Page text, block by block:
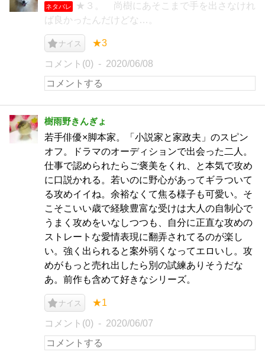
ネタバレ
★３。 尚樹にあそこまで手を出さなけれ
ば良かったんだけどな…。
ナイス ★3
コメント(0) 2020/06/08
樹雨野きんぎょ
若手俳優×脚本家。「小説家と家政夫」のスピン
オフ。ドラマのオーディションで出会った二人。
仕事で認められたらご褒美をくれ、と本気で攻め
に口説かれる。若いのに野心があってギラついて
る攻めイイね。余裕なくて焦る様子も可愛い。そ
こそこいい歳で経験豊富な受けは大人の自制心で
うまく攻めをいなしつつも、自分に正直な攻めの
ストレートな愛情表現に翻弄されてるのが楽し
い。強く出られると案外弱くなってエロいし。攻
めがもっと売れ出したら別の試練ありそうだな
あ。前作も含めて好きなシリーズ。
ナイス ★1
コメント(0) 2020/06/07